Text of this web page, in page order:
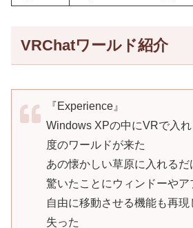
VRChatワールド紹介
『Experience』
Windows XPの中にVRで入
度のワールドが来た
あの懐かしい草原に入れる
驚いたことにウィンドーやア
自由に移動させる機能も再
失った